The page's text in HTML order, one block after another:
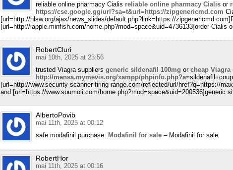
reliable online pharmacy Cialis reliable online pharmacy Cialisor
https://cse.google.gg/url?sa=t&url=https://zipgenericmd.com
[url=http://hlsw.org/ajax/news_slides/default.php?link=https://
[url=http://iapple.minfish.com/home.php?mod=space&uid=4736133]order Cialis
RobertCluri
mai 10th, 2025 at 23:56
trusted Viagra suppliers generic sildenafil 100mg or cheap Viagra
http://mensa.mymevis.org/xampp/phpinfo.php?a=
[url=http://www.security-scanner-firing-range.com/reflected/url/href?q=https://
and [url=https://www.soumoli.com/home.php?mod=space&uid=200536]generic
AlbertoPovib
mai 11th, 2025 at 00:12
safe modafinil purchase: Modafinil for sale– Modafinil for sale
RobertHor
mai 11th, 2025 at 00:16